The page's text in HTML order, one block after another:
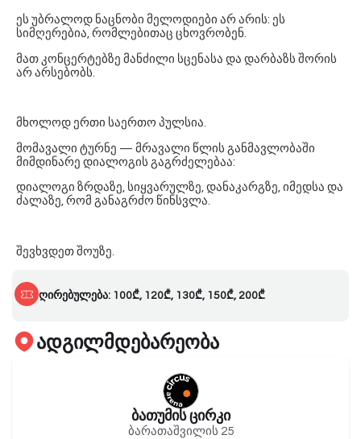
ეს უბრალოდ ნაცნობი მელოდიები არ არის: ეს
სიმღერებია, რომლებითაც ცხოვრობენ.
მათ კონცერტებზე მანძილი სცენასა და დარბაზს შორის
არ არსებობს.
მხოლოდ ერთი საერთო პულსია.
მომავალი ტურნე — მრავალი წლის განმავლობაში
მიმდინარე დიალოგის გაგრძელებაა:
დიალოგი ზრდაზე, სიყვარულზე, დანაკარგზე, იმედსა და
ძალაზე, რომ განაგრძო წინსვლა.
შევხვდეთ შოუზე.
ღირებულება: 100₾, 120₾, 130₾, 150₾, 200₾
ადგილმდებარეობა
ბათუმის ცირკი
ბარათაშვილის 25